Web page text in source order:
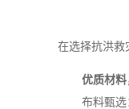
在选择抗洪救
优质材
布料甄选